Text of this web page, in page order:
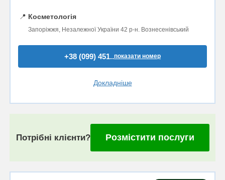
📍 Косметологія
Запоріжжя, Незалежної України 42 р-н. Вознесенівський
+38 (099) 451..показати номер
Докладніше
Потрібні клієнти? Розмістити послуги